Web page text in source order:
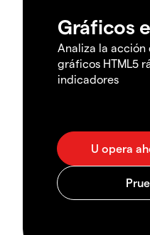
Gráficos
Analiza la acción
gráficos HTML5
indicadores